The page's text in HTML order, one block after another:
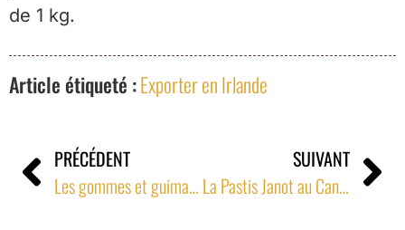
de 1 kg.
Article étiqueté :Exporter en Irlande
PRÉCÉDENT
Les gommes et guimauves Biologiques à la françaises en Espagne
SUIVANT
La Pastis Janot au Canada